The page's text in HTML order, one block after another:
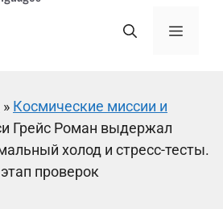
Меню
» Космические миссии и
Грейс Роман выдержал
холод и стресс-тесты.
проверок